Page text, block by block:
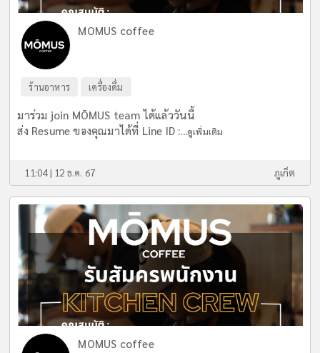
MOMUS coffee
ร้านอาหาร เครื่องดื่ม
มาร่วม join MŌMUS team ได้แล้ววันนี้
ส่ง Resume ของคุณมาได้ที่ Line ID :...ดูเพิ่มเติม
11:04 | 12 ธ.ค. 67 ภูเก็ต
MOMUS coffee